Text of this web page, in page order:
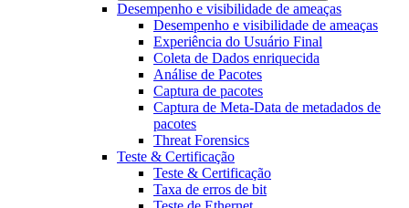
Desempenho e visibilidade de ameaças
Desempenho e visibilidade de ameaças
Experiência do Usuário Final
Coleta de Dados enriquecida
Análise de Pacotes
Captura de pacotes
Captura de Meta-Data de metadados de
pacotes
Threat Forensics
Teste & Certificação
Teste & Certificação
Taxa de erros de bit